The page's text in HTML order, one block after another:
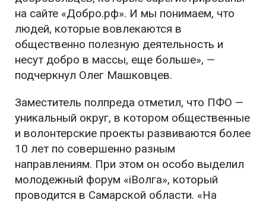
на сайте «Добро.рф». И мы понимаем, что
людей, которые вовлекаются в
общественно полезную деятельность и
несут добро в массы, еще больше», —
подчеркнул Олег Машковцев.
Заместитель полпреда отметил, что ПФО —
уникальный округ, в котором общественные
и волонтерские проекты развиваются более
10 лет по совершенно разным
направлениям. При этом он особо выделил
молодежный форум «iВолга», который
проводится в Самарской области. «На